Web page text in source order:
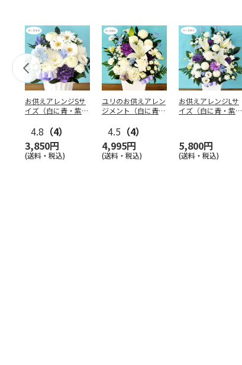
お供えアレンジSサ
イズ（白に青・紫系
4.8 （4）
3,850円
(送料・税込)
ユリのお供えアレン
ジメント（白に青・
4.5 （4）
4,995円
(送料・税込)
お供えアレンジLサ
イズ（白に青・紫系
5,800円
(送料・税込)